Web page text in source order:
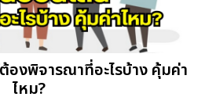
องพิจารณาที่อะไรบ้าง คุ้มค่า
ไหม?